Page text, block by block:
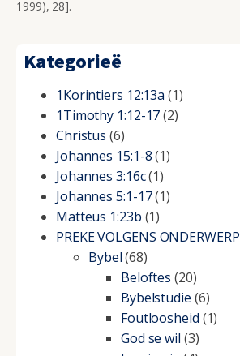
1999), 28].
Kategorieë
1Korintiers 12:13a (1)
1Timothy 1:12-17(2)
Christus (6)
Johannes 15:1-8(1)
Johannes 3:16c(1)
Johannes 5:1-17(1)
Matteus 1:23b (1)
PREKE VOLGENS ONDERWERP
Bybel(68)
Beloftes (20)
Bybelstudie (6)
Foutloosheid (1)
God se wil (3)